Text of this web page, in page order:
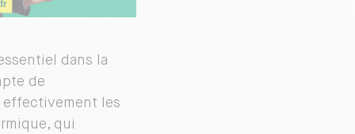
dans la
de
effectivement les
qui